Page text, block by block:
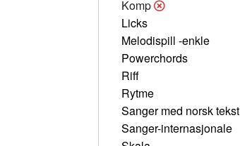
Komp
Licks
Melodispill -enkle
Powerchords
Riff
Rytme
Sanger med norsk tekst
Sanger-internasjonale